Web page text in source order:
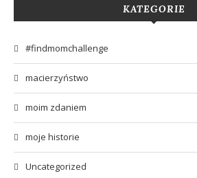
KATEGORIE
#findmomchallenge
macierzyństwo
moim zdaniem
moje historie
Uncategorized